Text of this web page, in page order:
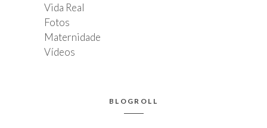
Vida Real
Fotos
Maternidade
Vídeos
BLOGROLL